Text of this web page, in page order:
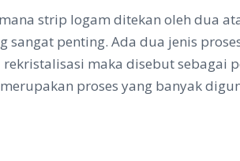
strip logam ditekan oleh dua
penting. Ada dua jenis
maka disebut sebagai
proses yang banyak